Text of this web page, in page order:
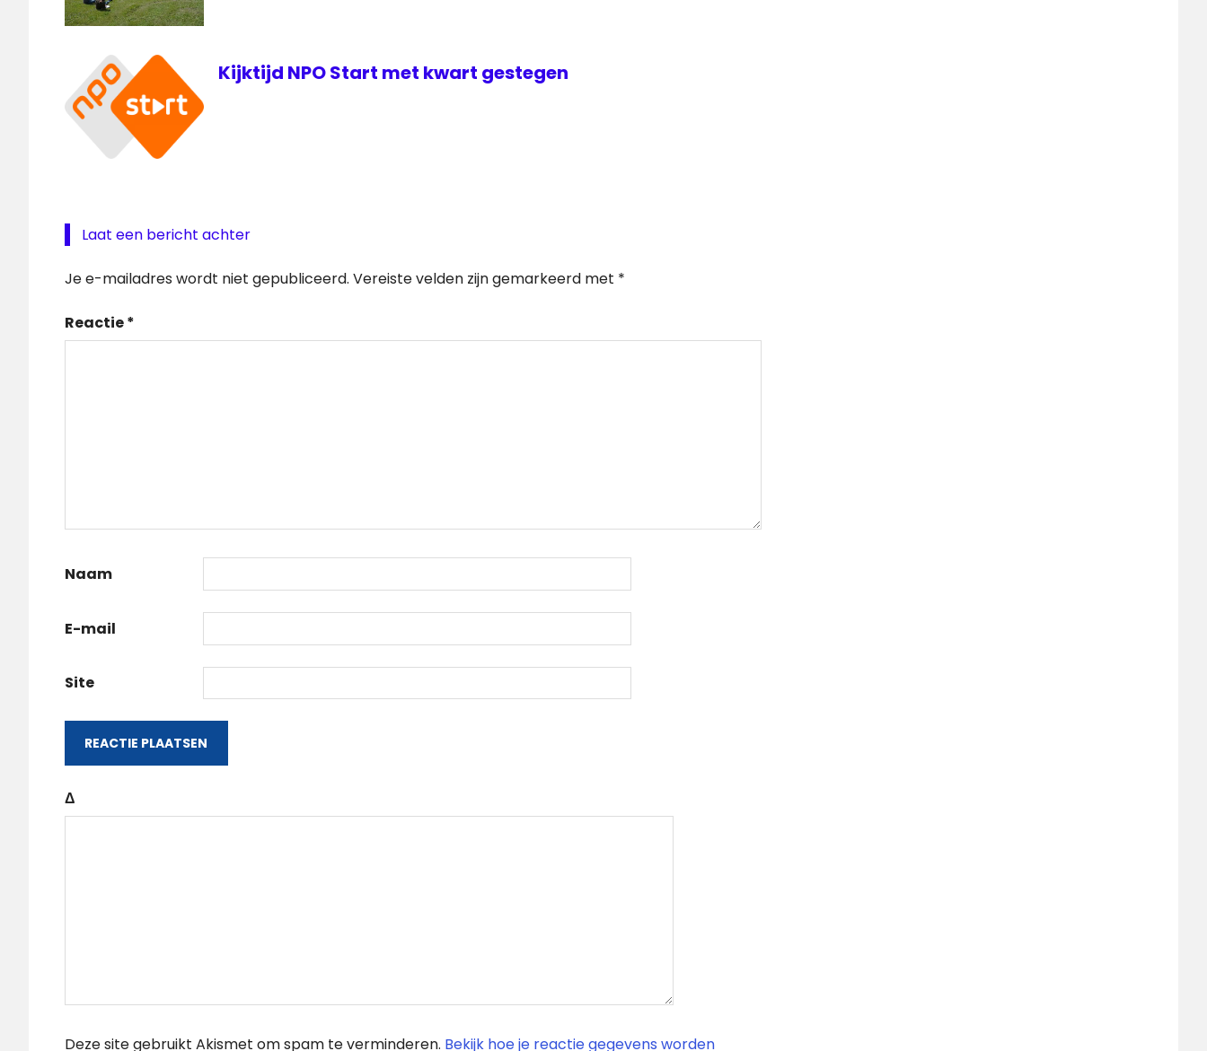
Kijktijd NPO Start met kwart gestegen
Laat een bericht achter
Je e-mailadres wordt niet gepubliceerd. Vereiste velden zijn gemarkeerd met *
Reactie*
Naam
E-mail
Site
Δ
Deze site gebruikt Akismet om spam te verminderen. Bekijk hoe je reactie gegevens worden